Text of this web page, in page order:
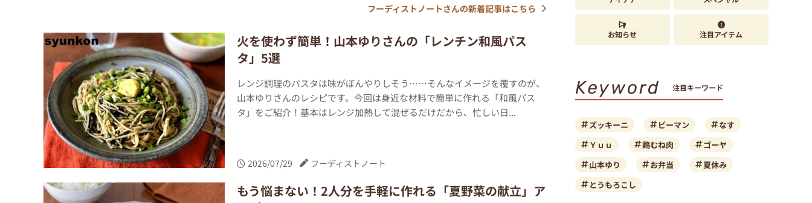
フーディストノートさんの新着記事はこちら
火を使わず簡単！山本ゆりさんの「レンチン和風パス
タ」5選
レンジ調理のパスタは味がぼんやりしそう……そんなイメージを覆すのが、
山本ゆりさんのレシピです。今回は身近な材料で簡単に作れる「和風パス
タ」をご紹介！基本はレンジ加熱して混ぜるだけだから、忙しい日...
2026/07/29 フーディストノート
もう悩まない！2人分を手軽に作れる「夏野菜の献立」ア
お知らせ 注目アイテム
Keyword 注目キーワード
ズッキーニ ピーマン
なす
Ｙｕｕ
鶏むね肉
ゴーヤ
山本ゆり
お弁当
夏休み
とうもろこし